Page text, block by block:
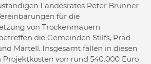
Landesrates Peter Brunner
für die
von Trockenmauern
die Gemeinden Stilfs, Prad
Martell. Insgesamt fallen in diesen
von rund 540.000 Euro